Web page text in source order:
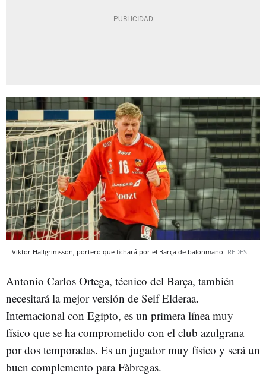
Viktor Hallgrimsson, portero que fichará por el Barça de balonmano REDES
Antonio Carlos Ortega, técnico del Barça, también
necesitará la mejor versión de Seif Elderaa.
Internacional con Egipto, es un primera línea muy
físico que se ha comprometido con el club azulgrana
por dos temporadas. Es un jugador muy físico y será un
buen complemento para Fàbregas.